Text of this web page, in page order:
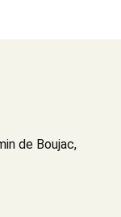
de Boujac,